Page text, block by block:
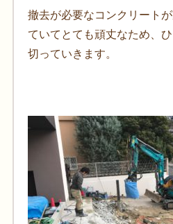
撤去が必要なコンクリート
ていてとても頑丈なため、
切っていきます。